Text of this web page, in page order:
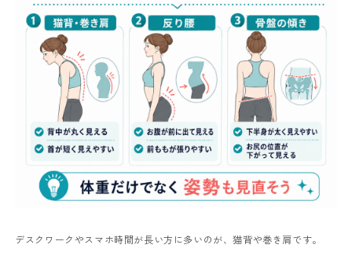
デスクワークやスマホ時間が長い方に多いのが、猫背や巻き肩です。